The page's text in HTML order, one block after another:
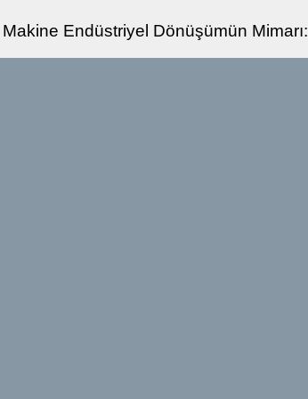
Endüstriyel Dönüşümün Mimarı: